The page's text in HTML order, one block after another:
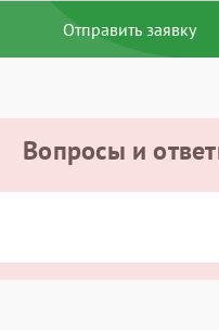
Отправить заявку
Вопросы и